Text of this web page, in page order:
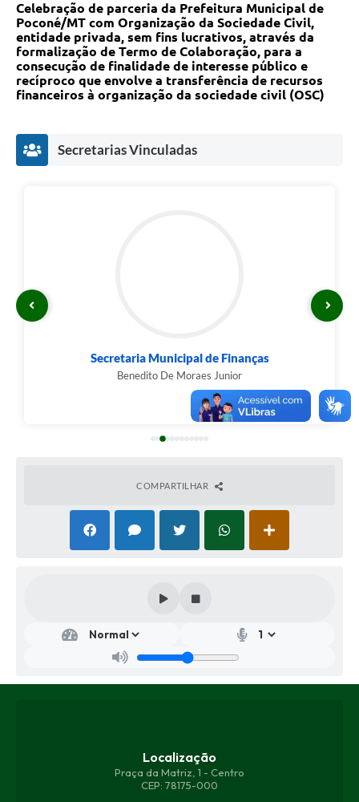
Celebração de parceria da Prefeitura Municipal de
Poconé/MT com Organização da Sociedade Civil,
entidade privada, sem fins lucrativos, através da
formalização de Termo de Colaboração, para a
consecução de finalidade de interesse público e
recíproco que envolve a transferência de recursos
financeiros à organização da sociedade civil (OSC)
Secretarias Vinculadas
Secretaria Municipal de Finanças
Benedito De Moraes Junior
COMPARTILHAR
Localização
Praça da Matriz, 1 - Centro
CEP: 78175-000